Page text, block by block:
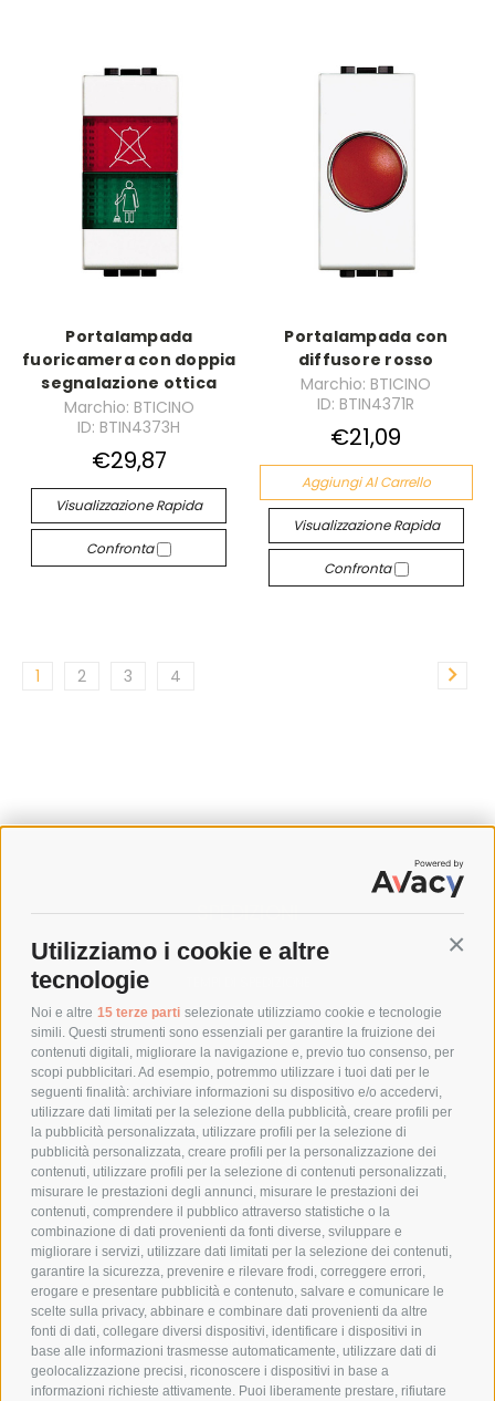
Utilizziamo i cookie e altre
tecnologie
Noi e altre 15 terze parti selezionate utilizziamo cookie e tecnologie
simili. Questi strumenti sono essenziali per garantire la fruizione dei
contenuti digitali, migliorare la navigazione e, previo tuo consenso, per
scopi pubblicitari. Ad esempio, potremmo utilizzare i tuoi dati per le
seguenti finalità: archiviare informazioni su dispositivo e/o accedervi,
utilizzare dati limitati per la selezione della pubblicità, creare profili per
la pubblicità personalizzata, utilizzare profili per la selezione di
pubblicità personalizzata, creare profili per la personalizzazione dei
contenuti, utilizzare profili per la selezione di contenuti personalizzati,
misurare le prestazioni degli annunci, misurare le prestazioni dei
contenuti, comprendere il pubblico attraverso statistiche o la
combinazione di dati provenienti da fonti diverse, sviluppare e
migliorare i servizi, utilizzare dati limitati per la selezione dei contenuti,
garantire la sicurezza, prevenire e rilevare frodi, correggere errori,
erogare e presentare pubblicità e contenuto, salvare e comunicare le
scelte sulla privacy, abbinare e combinare dati provenienti da altre
fonti di dati, collegare diversi dispositivi, identificare i dispositivi in
base alle informazioni trasmesse automaticamente, utilizzare dati di
geolocalizzazione precisi, riconoscere i dispositivi in base a
informazioni richieste attivamente. Puoi liberamente prestare, rifiutare
Portalampada
fuoricamera con doppia
segnalazione ottica
Marchio: BTICINO
ID: BTIN4373H
€29,87
Visualizzazione Rapida
Confronta
Portalampada con
diffusore rosso
Marchio: BTICINO
ID: BTIN4371R
€21,09
Aggiungi Al Carrello
Visualizzazione Rapida
Confronta
1 2 3 4
SPEDIZIONI
COSTI DI SPEDIZIONE
POLITICA DI RESO
POLICY
PRIVACY POLICY
COOKIE POLICY
PAGAMENTI SICURI
AZIENDA
CHI SIAMO
MARCHI TRATTATI
CONDOMINI